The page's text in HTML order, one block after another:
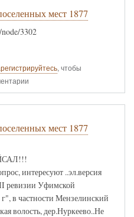
мест 1877
3302
, чтобы
мест 1877
интересуют ..эл.версия
ревизии Уфимской
в частности Мензелинский
волость, дер.Нуркеево..Не